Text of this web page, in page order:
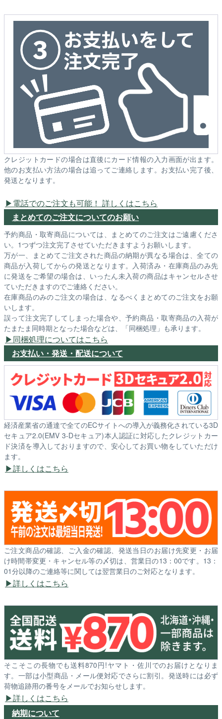
クレジットカードの場合は直後にカード情報の入力画面が出ます。
他のお支払い方法の場合は追ってご連絡します。お支払い完了後、
発送となります。
電話でのご注文も可能！ 詳しくはこちら
まとめてのご注文についてのお願い
予約商品・取寄商品については、まとめてのご注文はご遠慮くださ
い。1つずつ注文完了させていただきますようお願いします。
万が一、まとめてご注文された商品の納期が異なる場合は、全ての
商品が入荷してからの発送となります。入荷済み・在庫商品のみ先
に発送をご希望の場合は、いったん未入荷の商品はキャンセルさせ
ていただきますのでご連絡ください。
在庫商品のみのご注文の場合は、なるべくまとめてのご注文をお願
いします。
誤って注文完了してしまった場合や、予約商品・取寄商品の入荷が
たまたま同時期となった場合などは、「同梱処理」も承ります。
同梱処理についてはこちら
お支払い・発送・配送について
経済産業省の通達で全てのECサイトへの導入が義務化されている3D
セキュア2.0(EMV 3-Dセキュア)本人認証に対応したクレジットカー
ド決済を導入しておりますので、安心してお買い物をしていただけ
ます。
詳しくはこちら
ご注文商品の確認、ご入金の確認、発送当日のお届け先変更・お届
け時間帯変更・キャンセル等の〆切は、営業日の13：00です。13：
01分以降のご連絡等に関しては翌営業日のご対応となります。
詳しくはこちら
そこそこの長物でも送料870円!ヤマト・佐川でのお届けとなりま
す。一部は小型商品・メール便対応でさらに割引。発送時には必ず
荷物追跡用の番号をメールでお知らせします。
詳しくはこちら
納期について